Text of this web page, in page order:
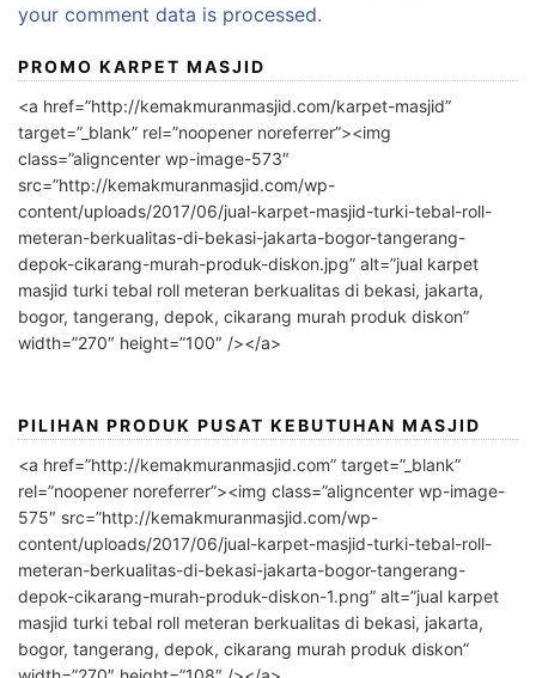
your comment data is processed.
PROMO KARPET MASJID
<a href=”http://kemakmuranmasjid.com/karpet-masjid”
target=”_blank” rel=”noopener noreferrer”><img
class=”aligncenter wp-image-573″
src=”http://kemakmuranmasjid.com/wp-
content/uploads/2017/06/jual-karpet-masjid-turki-tebal-roll-
meteran-berkualitas-di-bekasi-jakarta-bogor-tangerang-
depok-cikarang-murah-produk-diskon.jpg” alt=”jual karpet
masjid turki tebal roll meteran berkualitas di bekasi, jakarta,
bogor, tangerang, depok, cikarang murah produk diskon”
width=”270″ height=”100″ /></a>
PILIHAN PRODUK PUSAT KEBUTUHAN MASJID
<a href=”http://kemakmuranmasjid.com” target=”_blank”
rel=”noopener noreferrer”><img class=”aligncenter wp-image-
575″ src=”http://kemakmuranmasjid.com/wp-
content/uploads/2017/06/jual-karpet-masjid-turki-tebal-roll-
meteran-berkualitas-di-bekasi-jakarta-bogor-tangerang-
depok-cikarang-murah-produk-diskon-1.png” alt=”jual karpet
masjid turki tebal roll meteran berkualitas di bekasi, jakarta,
bogor, tangerang, depok, cikarang murah produk diskon”